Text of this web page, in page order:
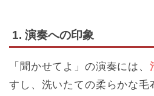
1. 演奏への印象
「聞かせてよ」の演奏には、
すし、洗いたての柔らかな毛